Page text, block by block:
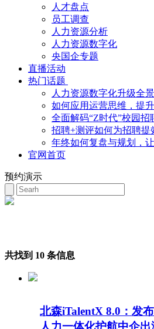
人才盘点
员工调查
人力资源分析
人力资源数字化
央国企专题
直播活动
热门话题
人力资源数字化升级全
如何应用运营思维，提
全面解码“Z时代”校园招
招聘+测评如何为招聘提
年终如何复盘与规划，
官网首页
预约演示
共找到 10 条信息
北森iTalentX 8.0：发
人力一体化护航中企出